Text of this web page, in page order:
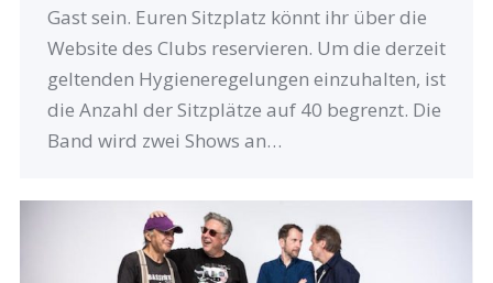
Gast sein. Euren Sitzplatz könnt ihr über die
Website des Clubs reservieren. Um die derzeit
geltenden Hygieneregelungen einzuhalten, ist
die Anzahl der Sitzplätze auf 40 begrenzt. Die
Band wird zwei Shows an…